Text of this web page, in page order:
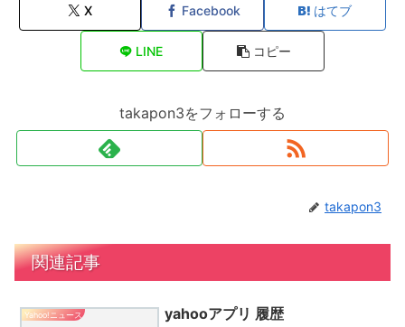
X Facebook はてブ
LINE コピー
takapon3をフォローする
takapon3
関連記事
Yahoo!ニュース yahooアプリ 履歴